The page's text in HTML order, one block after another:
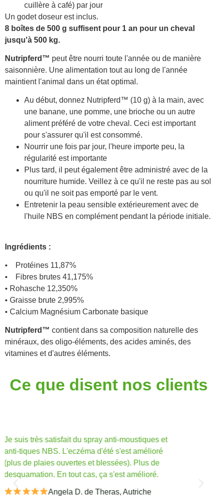
cuillère à café) par jour
Un godet doseur est inclus.
8 boîtes de 500 g suffisent pour 1 an pour un cheval
jusqu'à 500 kg.
Nutripferd™ peut être nourri toute l'année ou de manière
saisonnière. Une alimentation tout au long de l'année
maintient l'animal dans un état optimal.
Au début, donnez Nutripferd™ (10 g) à la main, avec
une banane, une pomme, une brioche ou un autre
aliment préféré de votre cheval. Ceci est important
pour s'assurer qu'il est consommé.
Nourrir une fois par jour, l'heure importe peu, la
régularité est importante
Plus tard, il peut également être administré avec de la
nourriture humide. Veillez à ce qu'il ne reste pas au sol
ou qu'il ne soit pas emporté par le vent.
Entretenir la peau sensible extérieurement avec de
l'huile NBS en complément pendant la période initiale.
Ingrédients :
• Protéines 11,87%
• Fibres brutes 41,175%
• Rohasche 12,350%
• Graisse brute 2,995%
• Calcium Magnésium Carbonate basique
Nutripferd™ contient dans sa composition naturelle des
minéraux, des oligo-éléments, des acides aminés, des
vitamines et d'autres éléments.
Ce que disent nos clients
Nutripferd résout les problèmes intestinaux
(diarrhée). L'huile NBS maintient la peau souple
et mon cheval n'a plus de démangeaisons.
Anja T. de Bitburg-Stahl